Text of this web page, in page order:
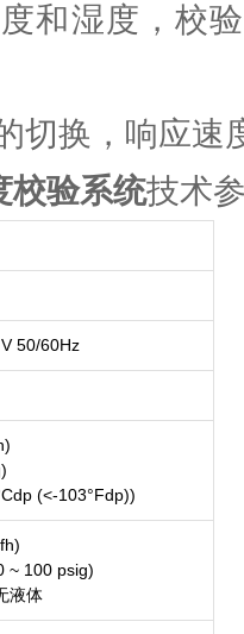
和湿度，校
切换，响应速
校验系统技术
50/60Hz
(<-103°Fdp))
~ 100 psig)
液体